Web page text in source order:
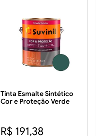
Tinta Esmalte Sintético
Cor e Proteção Verde
R$ 191,38